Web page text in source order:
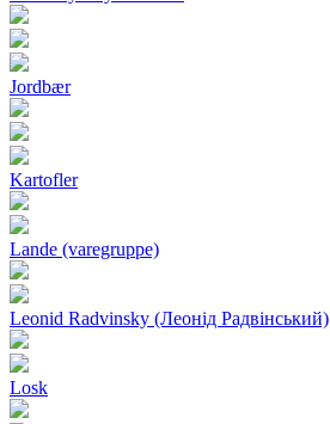
Jordbær
Kartofler
Lande (varegruppe)
Leonid Radvinsky (Леонід Радвінський)
Losk